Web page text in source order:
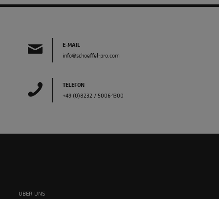
E-MAIL
info@schoeffel-pro.com
TELEFON
+49 (0)8232 / 5006-1300
ÜBER UNS